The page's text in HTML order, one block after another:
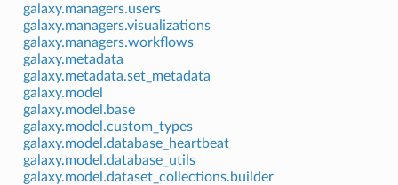
galaxy.managers.users
galaxy.managers.visualizations
galaxy.managers.workflows
galaxy.metadata
galaxy.metadata.set_metadata
galaxy.model
galaxy.model.base
galaxy.model.custom_types
galaxy.model.database_heartbeat
galaxy.model.database_utils
galaxy.model.dataset_collections.builder